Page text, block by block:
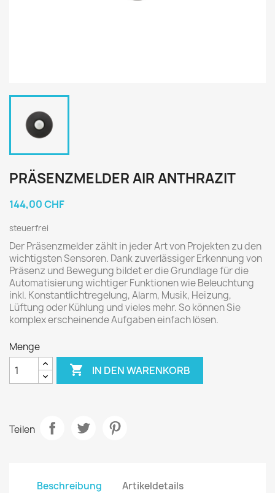
PRÄSENZMELDER AIR ANTHRAZIT
144,00 CHF
steuerfrei
Der Präsenzmelder zählt in jeder Art von Projekten zu den
wichtigsten Sensoren. Dank zuverlässiger Erkennung von
Präsenz und Bewegung bildet er die Grundlage für die
Automatisierung wichtiger Funktionen wie Beleuchtung
inkl. Konstantlichtregelung, Alarm, Musik, Heizung,
Lüftung oder Kühlung und vieles mehr. So können Sie
komplex erscheinende Aufgaben einfach lösen.
Menge
 IN DEN WARENKORB
Teilen
Beschreibung Artikeldetails